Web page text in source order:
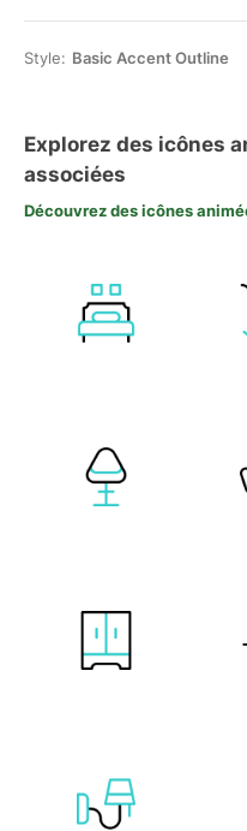
Style: Basic Accent Outline
Explorez des icônes
associées
Découvrez des icônes